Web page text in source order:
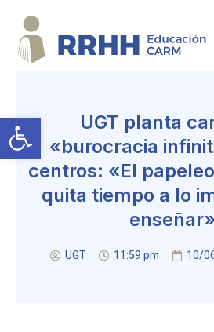
Abrir barra de
UGT planta
«burocracia
centros: «El
quita tiempo a lo
enseñar»
UGT 11:59 pm 10/